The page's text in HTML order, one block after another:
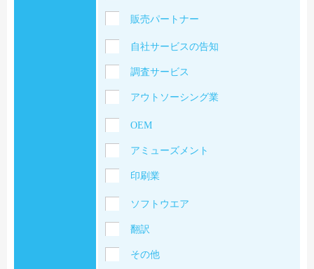
販売パートナー
自社サービスの告知
調査サービス
アウトソーシング業
OEM
アミューズメント
印刷業
ソフトウエア
翻訳
その他